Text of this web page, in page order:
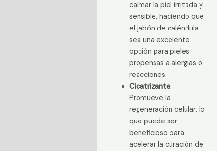
calmar la piel irritada y
sensible, haciendo que
el jabón de caléndula
sea una excelente
opción para pieles
propensas a alergias o
reacciones.
Cicatrizante:
Promueve la
regeneración celular, lo
que puede ser
beneficioso para
acelerar la curación de